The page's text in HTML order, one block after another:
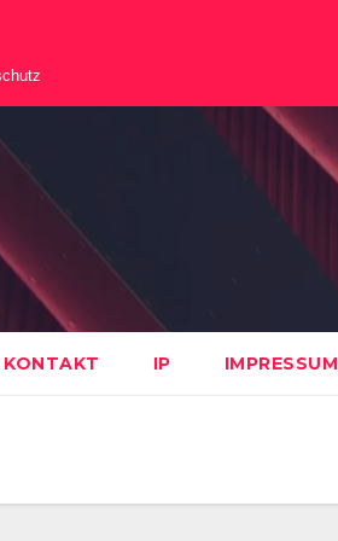
KONTAKT IP IMPRESSUM